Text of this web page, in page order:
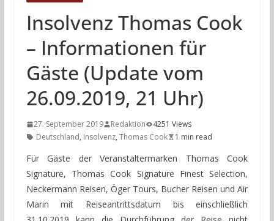
Insolvenz Thomas Cook
– Informationen für
Gäste (Update vom
26.09.2019, 21 Uhr)
27. September 2019 Redaktion
4251 Views
Deutschland, Insolvenz, Thomas Cook 1 min read
Für Gäste der Veranstaltermarken Thomas Cook
Signature, Thomas Cook Signature Finest Selection,
Neckermann Reisen, Öger Tours, Bucher Reisen und Air
Marin mit Reiseantrittsdatum bis einschließlich